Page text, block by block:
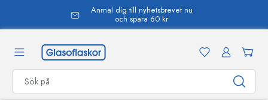
Anmäl dig till nyhetsbrevet nu
och spara 60 kr